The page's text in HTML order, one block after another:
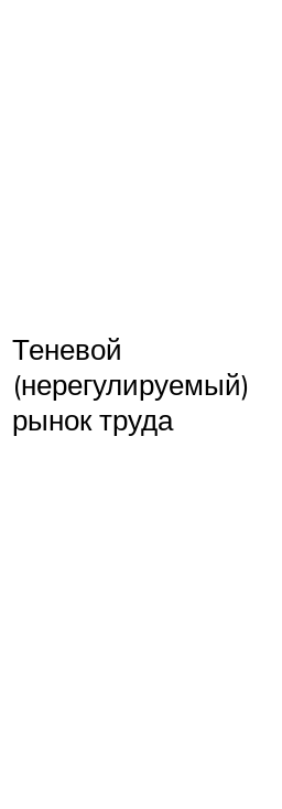
Теневой
(нерегулируемый)
рынок труда